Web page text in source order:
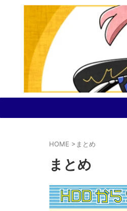
HOME > まとめ
まとめ